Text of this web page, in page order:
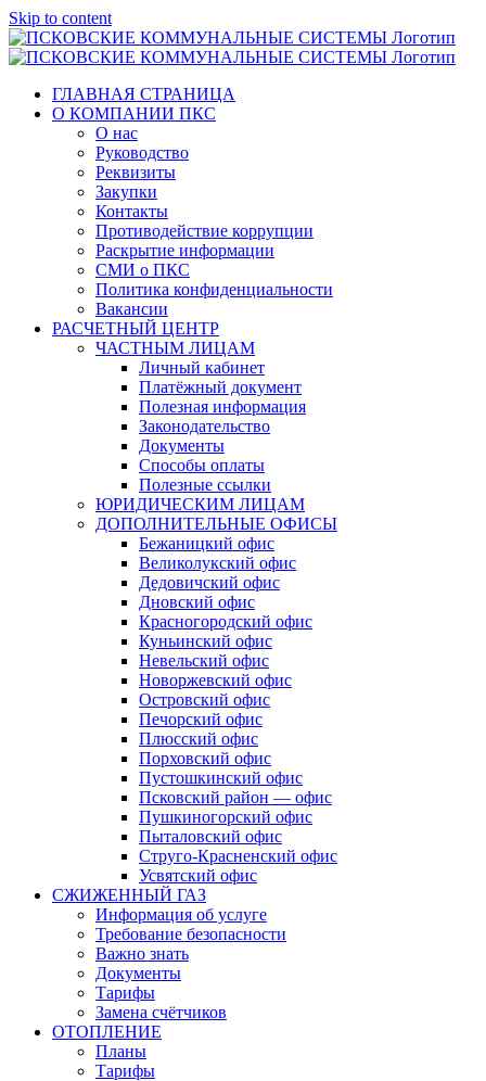
Skip to content
ГЛАВНАЯ СТРАНИЦА
О КОМПАНИИ ПКС
О нас
Руководство
Реквизиты
Закупки
Контакты
Противодействие коррупции
Раскрытие информации
СМИ о ПКС
Политика конфиденциальности
Вакансии
РАСЧЕТНЫЙ ЦЕНТР
ЧАСТНЫМ ЛИЦАМ
Личный кабинет
Платёжный документ
Полезная информация
Законодательство
Документы
Способы оплаты
Полезные ссылки
ЮРИДИЧЕСКИМ ЛИЦАМ
ДОПОЛНИТЕЛЬНЫЕ ОФИСЫ
Бежаницкий офис
Великолукский офис
Дедовичский офис
Дновский офис
Красногородский офис
Куньинский офис
Невельский офис
Новоржевский офис
Островский офис
Печорский офис
Плюсский офис
Порховский офис
Пустошкинский офис
Псковский район — офис
Пушкиногорский офис
Пыталовский офис
Струго-Красненский офис
Усвятский офис
СЖИЖЕННЫЙ ГАЗ
Информация об услуге
Требование безопасности
Важно знать
Документы
Тарифы
Замена счётчиков
ОТОПЛЕНИЕ
Планы
Тарифы